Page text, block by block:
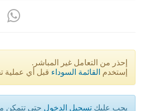
إحذر من التعامل غير المباشر.
إستخدم القائمة السوداء قبل أي عملية
يجب عليك تسجيل الدخول حتى تتمكن